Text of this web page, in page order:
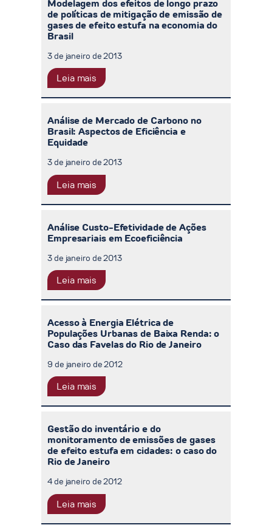
Modelagem dos efeitos de longo prazo
de políticas de mitigação de emissão de
gases de efeito estufa na economia do
Brasil
3 de janeiro de 2013
Leia mais
Análise de Mercado de Carbono no
Brasil: Aspectos de Eficiência e
Equidade
3 de janeiro de 2013
Leia mais
Análise Custo-Efetividade de Ações
Empresariais em Ecoeficiência
3 de janeiro de 2013
Leia mais
Acesso à Energia Elétrica de
Populações Urbanas de Baixa Renda: o
Caso das Favelas do Rio de Janeiro
9 de janeiro de 2012
Leia mais
Gestão do inventário e do
monitoramento de emissões de gases
de efeito estufa em cidades: o caso do
Rio de Janeiro
4 de janeiro de 2012
Leia mais